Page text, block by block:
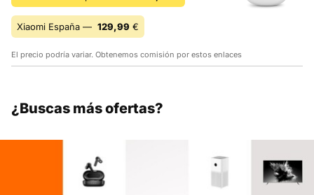
Xiaomi España — 129,99 €
El precio podría variar. Obtenemos comisión por estos enlaces
¿Buscas más ofertas?